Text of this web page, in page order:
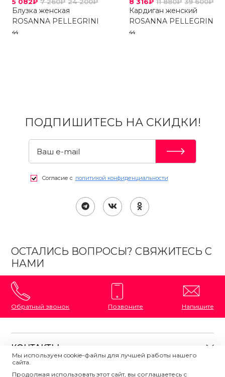
5 082₽ 7 260₽ 24 200₽
Блузка женская
ROSANNA PELLEGRINI
44
8 316₽ 11 880₽ 39 600₽
Кардиган женский
ROSANNA PELLEGRINI
44
ПОДПИШИТЕСЬ НА СКИДКИ!
Согласие с политикой конфиденциальности
ОСТАЛИСЬ ВОПРОСЫ? СВЯЖИТЕСЬ С
НАМИ
Обратный звонок Позвоните Напишите
КОНТАКТЫ
8 (800) 333-87-72
Мы используем cookie-файлы для лучшей работы нашего
сайта.
Продолжая использовать этот сайт, вы соглашаетесь с